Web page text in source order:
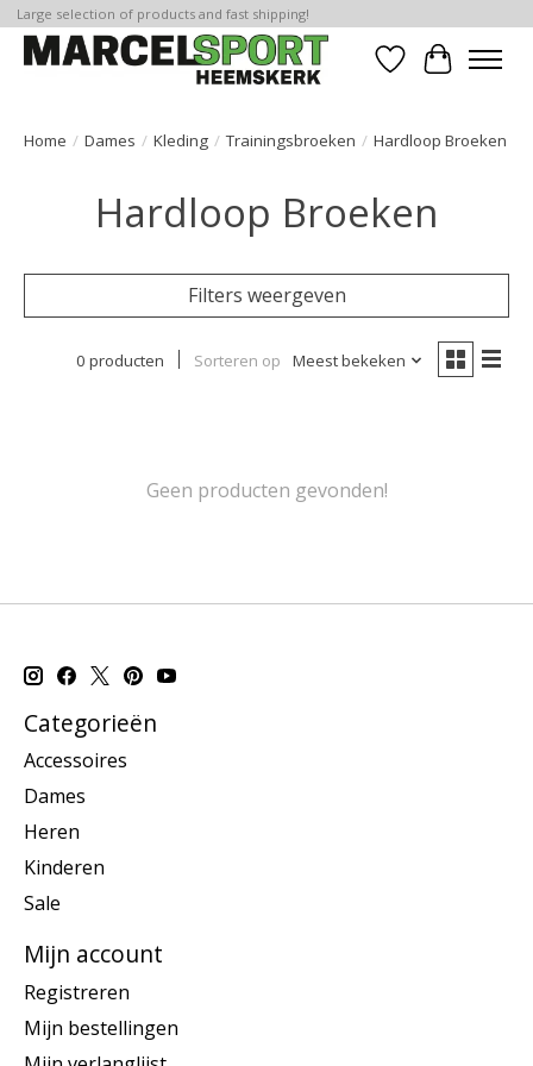
Large selection of products and fast shipping!
Verlanglijst
Home / Dames / Kleding / Trainingsbroeken / Hardloop Broeken
Hardloop Broeken
Filters weergeven
0 producten Sorteren op Meest bekeken
Geen producten gevonden!
Categorieën
Accessoires
Dames
Heren
Kinderen
Sale
Mijn account
Registreren
Mijn bestellingen